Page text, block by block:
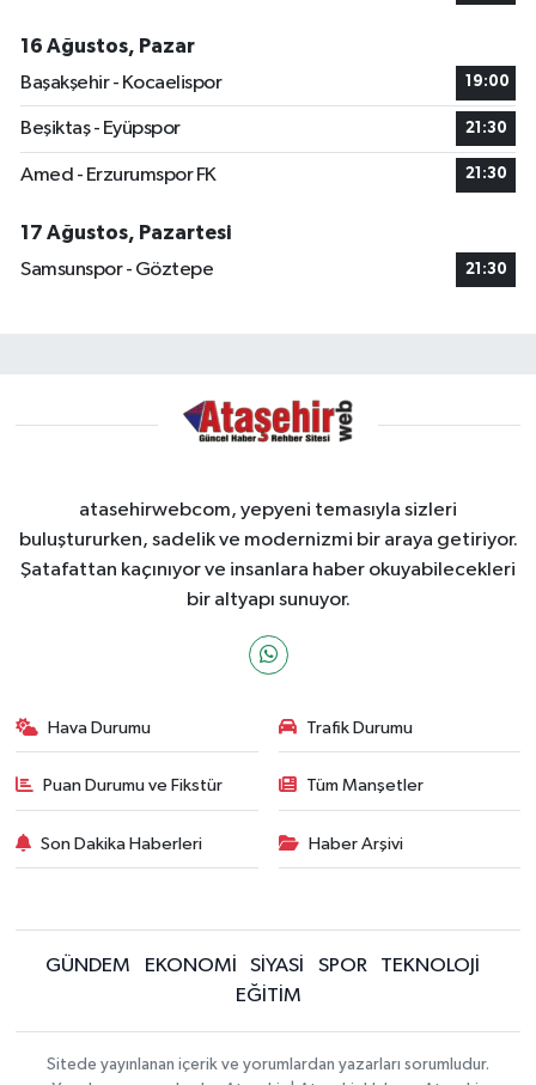
16 Ağustos, Pazar
Başakşehir - Kocaelispor
19:00
Beşiktaş - Eyüpspor 21:30
Amed - Erzurumspor FK 21:30
17 Ağustos, Pazartesi
Samsunspor - Göztepe
21:30
atasehirwebcom, yepyeni temasıyla sizleri
buluştururken, sadelik ve modernizmi bir araya getiriyor.
Şatafattan kaçınıyor ve insanlara haber okuyabilecekleri
bir altyapı sunuyor.
Hava Durumu Trafik Durumu
Puan Durumu ve Fikstür Tüm Manşetler
Son Dakika Haberleri Haber Arşivi
GÜNDEM EKONOMİ SİYASİ SPOR
TEKNOLOJİ
EĞİTİM
Sitede yayınlanan içerik ve yorumlardan yazarları sorumludur.